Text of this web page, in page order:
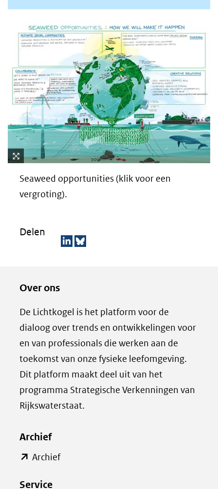
(afbeelding:
seaweed-
opportunities_1.jpg)
Seaweed opportunities (klik voor een
vergroting).
Delen
n
o
p
L
i
n
k
p
a
g
i
n
a
d
Over ons
De Lichtkogel is het platform voor de
dialoog over trends en ontwikkelingen voor
en van professionals die werken aan de
toekomst van onze fysieke leefomgeving.
Dit platform maakt deel uit van het
programma Strategische Verkenningen van
Rijkswaterstaat.
Archief
Archief(opent
Service